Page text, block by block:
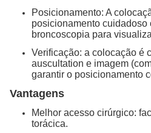
Posicionamento: A
posicionamento cuidadoso
broncoscopia para
Verificação: a colocação é
auscultation e imagem
garantir o posicionamento
Vantagens
Melhor acesso cirúrgico:
torácica.